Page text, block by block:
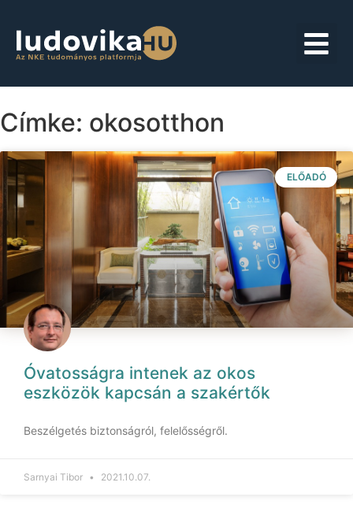
Címke: okosotthon
ELŐADÓ
Óvatosságra intenek az okos
eszközök kapcsán a szakértők
Beszélgetés biztonságról, felelősségről.
Sarnyai Tibor 2021.10.07.